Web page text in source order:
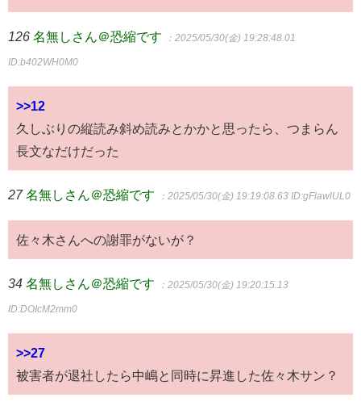
126 名無しさん＠恐縮です ：2025/05/30(金) 19:28:48.01
ID:b402WH0M0
>>12
久しぶりの縦読み斜め読みとかかと思ったら、つまらん
長文なだけだった
27 名無しさん＠恐縮です ：2025/05/30(金) 19:19:08.63 ID:gFlawlUL0
佐々木さんへの謝罪がないが？
34 名無しさん＠恐縮です ：2025/05/30(金) 19:20:15.13
ID:DOIcM2mm0
>>27
被害者が退社したら中嶋と同時に昇進した佐々木サン？